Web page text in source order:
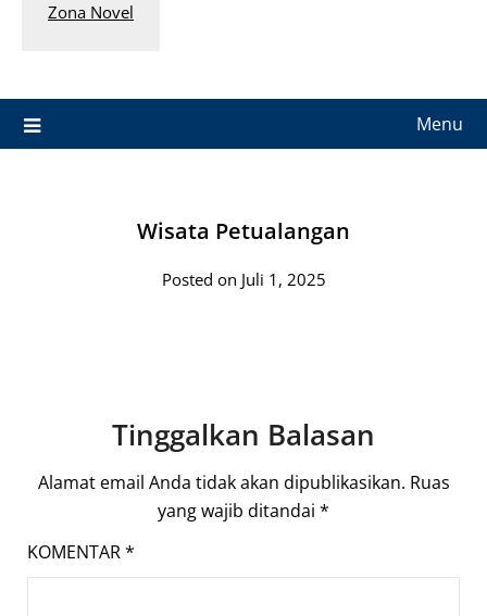
Zona Novel
Menu
Wisata Petualangan
Posted on Juli 1, 2025
Tinggalkan Balasan
Alamat email Anda tidak akan dipublikasikan. Ruas
yang wajib ditandai *
KOMENTAR*